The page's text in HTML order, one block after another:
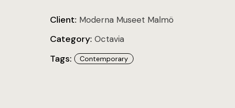
Client: Moderna Museet Malmö
Category: Octavia
Tags: Contemporary